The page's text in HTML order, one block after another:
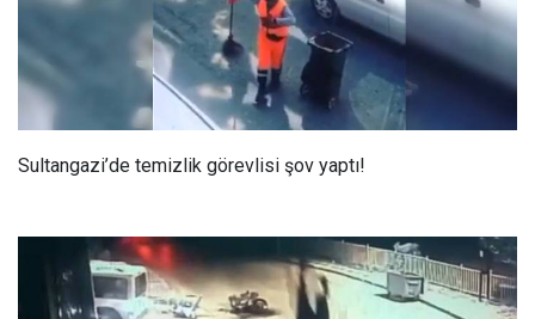
Sultangazi’de temizlik görevlisi şov yaptı!